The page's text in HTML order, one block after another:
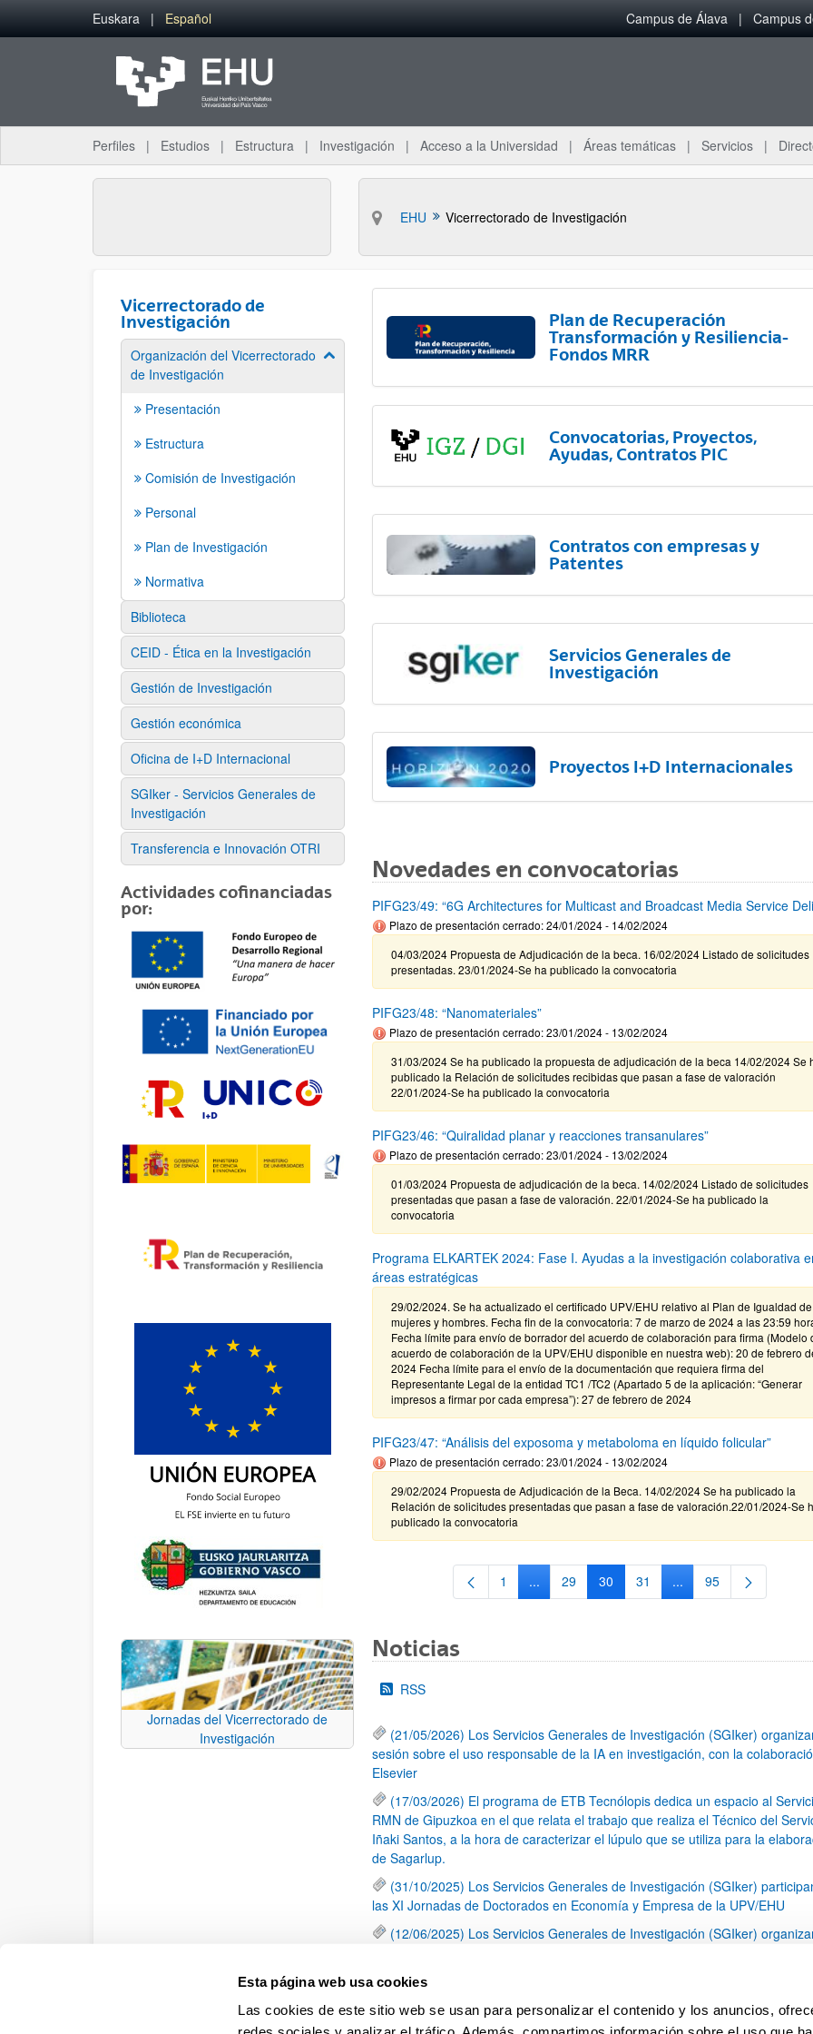
Esta página web usa cookies
Las cookies de este sitio web se usan para personalizar el contenido y los anuncios,
Saltar al contenido principal
Euskara Español Campus de Álava Campus
Perfiles Estudios Estructura Investigación Acceso a la Universidad Áreas temáticas Servicios
EHU Vicerrectorado de Investigación
Vicerrectorado de
Investigación
Organización del Vicerrectorado
de Investigación
Mostrar/ocultar subpáginas
Presentación
Estructura
Comisión de Investigación
Personal
Plan de Investigación
Normativa
Biblioteca
CEID - Ética en la Investigación
Gestión de Investigación
Gestión económica
Oficina de I+D Internacional
SGIker - Servicios Generales de
Investigación
Transferencia e Innovación OTRI
Actividades cofinanciadas
por:
Jornadas del Vicerrectorado de
Investigación
Plan de Recuperación
Transformación y Resiliencia-
Fondos MRR
Convocatorias, Proyectos,
Ayudas, Contratos PIC
Contratos con empresas y
Patentes
Servicios Generales de
Investigación
Proyectos I+D Internacionales
Novedades en convocatorias
PIFG23/49: “6G Architectures for Multicast and Broadcast Media Service
Plazo de presentación cerrado: 24/01/2024 - 14/02/2024
04/03/2024 Propuesta de Adjudicación de la beca. 16/02/2024 Listado de solicitudes
presentadas. 23/01/2024-Se ha publicado la convocatoria
PIFG23/48: “Nanomateriales”
Plazo de presentación cerrado: 23/01/2024 - 13/02/2024
31/03/2024 Se ha publicado la propuesta de adjudicación de la beca 14/02/2024 Se
publicado la Relación de solicitudes recibidas que pasan a fase de valoración
22/01/2024-Se ha publicado la convocatoria
PIFG23/46: “Quiralidad planar y reacciones transanulares”
Plazo de presentación cerrado: 23/01/2024 - 13/02/2024
01/03/2024 Propuesta de adjudicación de la beca. 14/02/2024 Listado de solicitudes
presentadas que pasan a fase de valoración. 22/01/2024-Se ha publicado la
convocatoria
Programa ELKARTEK 2024: Fase I. Ayudas a la investigación colaborativa
áreas estratégicas
29/02/2024. Se ha actualizado el certificado UPV/EHU relativo al Plan de Igualdad de
mujeres y hombres. Fecha fin de la convocatoria: 7 de marzo de 2024 a las 23:59
Fecha límite para envío de borrador del acuerdo de colaboración para firma (Modelo
acuerdo de colaboración de la UPV/EHU disponible en nuestra web): 20 de febrero
2024 Fecha límite para el envío de la documentación que requiera firma del
Representante Legal de la entidad TC1 /TC2 (Apartado 5 de la aplicación: “Generar
impresos a firmar por cada empresa”): 27 de febrero de 2024
PIFG23/47: “Análisis del exposoma y metaboloma en líquido folicular”
Plazo de presentación cerrado: 23/01/2024 - 13/02/2024
29/02/2024 Propuesta de Adjudicación de la Beca. 14/02/2024 Se ha publicado la
Relación de solicitudes presentadas que pasan a fase de valoración.22/01/2024-Se
publicado la convocatoria
Página
1 ...Páginas intermedias Use TAB para desplazarse.
Página
29 Página
30 Página
31 ...Páginas intermedias
Página
95
Noticias
RSS
(21/05/2026) Los Servicios Generales de Investigación (SGIker)
sesión sobre el uso responsable de la IA en investigación, con la
Elsevier
(17/03/2026) El programa de ETB Tecnólopis dedica un espacio al
RMN de Gipuzkoa en el que relata el trabajo que realiza el Técnico del
Iñaki Santos, a la hora de caracterizar el lúpulo que se utiliza para la
de Sagarlup.
(31/10/2025) Los Servicios Generales de Investigación (SGIker)
las XI Jornadas de Doctorados en Economía y Empresa de la UPV/EHU
(12/06/2025) Los Servicios Generales de Investigación (SGIker)
una caracterización química de dos variedades de lúpulo silvestre